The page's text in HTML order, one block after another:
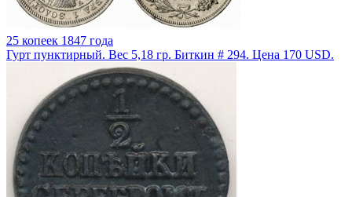
25 копеек 1847 года
Гурт пунктирный. Вес 5,18 гр. Биткин # 294. Цена 170 USD.